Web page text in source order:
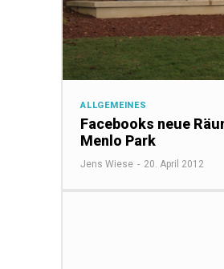
ALLGEMEINES
Facebooks neue
Menlo Park
Jens Wiese - 20. April 2012